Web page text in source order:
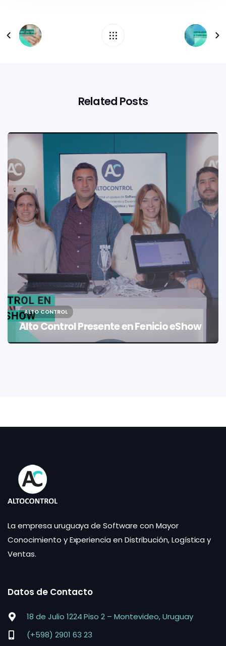
Related Posts
ALTO CONTROL
Ganá Efectividad Supervisando las
Acciones de tu Equipo de Ventas con tu
Software LOGICO
La empresa uruguaya de Software con Mayor
Conocimiento y Experiencia en Distribución, Logística y
Ventas.
Datos de Contacto
18 de Julio 1224 Piso 2 – Montevideo, Uruguay
(+598) 2901 63 23